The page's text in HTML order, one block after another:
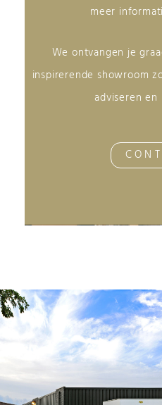
meer
We ontvangen je
inspirerende showroom
adviseren en